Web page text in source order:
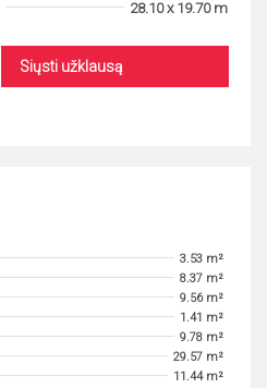
28.10 x 19.70 m
Siųsti užklausą
3.53 m²
8.37 m²
9.56 m²
1.41 m²
9.78 m²
29.57 m²
11.44 m²